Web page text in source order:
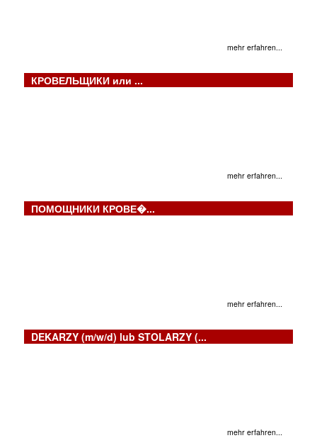
mehr erfahren...
КРОВЕЛЬЩИКИ или ...
mehr erfahren...
ПОМОЩНИКИ КРОВЕ�...
mehr erfahren...
DEKARZY (m/w/d) lub STOLARZY (...
mehr erfahren...